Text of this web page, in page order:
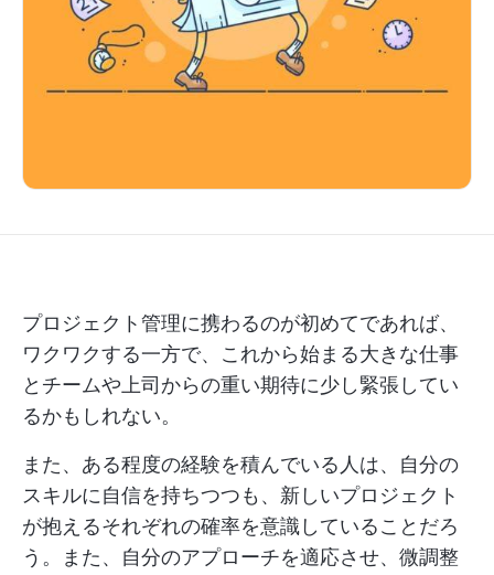
プロジェクト管理に携わるのが初めてであれば、
ワクワクする一方で、これから始まる大きな仕事
とチームや上司からの重い期待に少し緊張してい
るかもしれない。
また、ある程度の経験を積んでいる人は、自分の
スキルに自信を持ちつつも、新しいプロジェクト
が抱えるそれぞれの確率を意識していることだろ
う。また、自分のアプローチを適応させ、微調整